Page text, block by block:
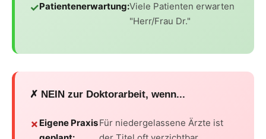
Patientenerwartung:Viele Patienten erwarten
"Herr/Frau Dr."
✗ NEIN zur Doktorarbeit, wenn...
Eigene PraxisFür niedergelassene Ärzte ist